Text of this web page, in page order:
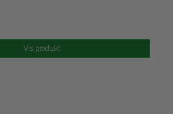
Vis produkt